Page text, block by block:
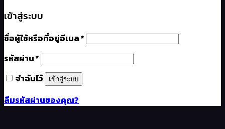
เข้าสู่ระบบ
ชื่อผู้ใช้หรือที่อยู่อีเมล*
รหัสผ่าน*
จำฉันไว้
เข้าสู่ระบบ
ลืมรหัสผ่านของคุณ?